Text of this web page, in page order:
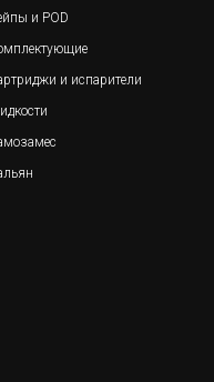
и POD
и испарители